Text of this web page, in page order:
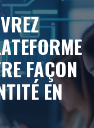
FAÇON
EN